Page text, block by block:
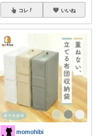
コレ いいね
momohibi